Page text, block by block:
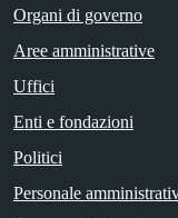
Organi di governo
Aree amministrative
Uffici
Enti e fondazioni
Politici
Personale